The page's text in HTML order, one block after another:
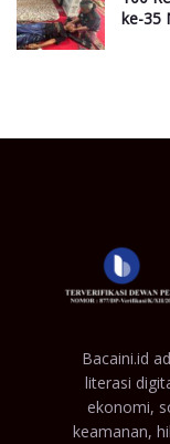
ke-35
Bacaini.id
literasi
ekonomi,
keamanan,